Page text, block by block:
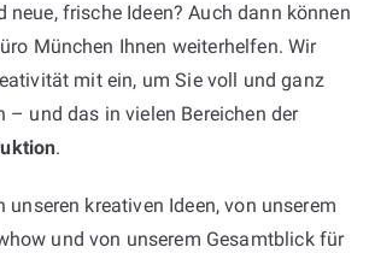
neue, frische Ideen? Auch dann können
München Ihnen weiterhelfen. Wir
mit ein, um Sie voll und ganz
– und das in vielen Bereichen der
.
unseren kreativen Ideen, von unserem
und von unserem Gesamtblick für